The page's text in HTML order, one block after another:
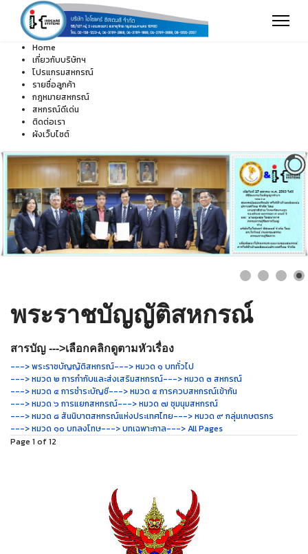
Home
เกี่ยวกับบริษัทฯ
โปรแกรมสหกรณ์
รายชื่อลูกค้า
กฎหมายสหกรณ์
สหกรณ์ดีเด่น
ติดต่อเรา
ผังเว็บไซต์
พระราชบัญญัติสหกรณ์
สารบัญ --->เลือกคลิกดูตามหัวเรื่อง
---> พระราชบัญญัติสหกรณ์---> หมวด ๑ บททั่วไป
---> หมวด ๒ การกำกับและส่งเสริมสหกรณ์---> หมวด ๓ สหกรณ์
---> หมวด ๔ การชำระบัญชี---> หมวด ๕ การควบสหกรณ์เข้ากัน
---> หมวด ๖ การแยกสหกรณ์---> หมวด ๗ ชุมนุมสหกรณ์
---> หมวด ๘ สันนิบาตสหกรณ์แห่งประเทศไทย---> หมวด ๙ กลุ่มเกษตรกร
---> หมวด ๑๐ บทลงโทษ---> บทเฉพาะกาล---> All Pages
Page 1 of 12